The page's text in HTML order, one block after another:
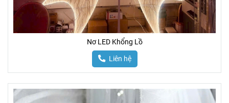
Nơ LED Khổng Lồ
Liên hệ